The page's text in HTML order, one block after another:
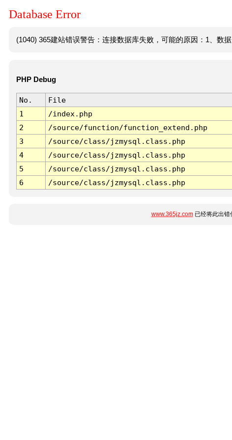
Database Error
(1040) 365建站错误警告：连接数据库失败，可能的原因：1、数
PHP Debug
No. File
1
/index.php
2
/source/function/function_extend.php
3
/source/class/jzmysql.class.php
4
/source/class/jzmysql.class.php
5
/source/class/jzmysql.class.php
6
/source/class/jzmysql.class.php
www.365jz.com已经将此出错